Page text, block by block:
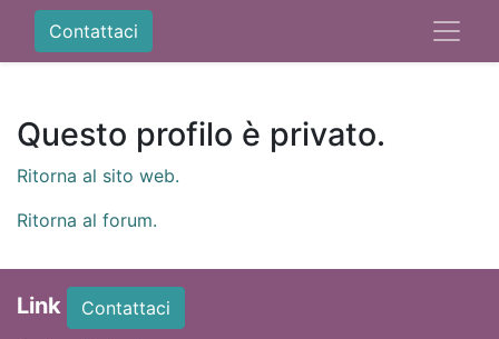
Contattaci
Questo profilo è privato.
Ritorna al sito web.
Ritorna al forum.
Link
Contattaci